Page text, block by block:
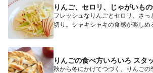
りんご、セロリ、じゃがいも
フレッシュなりんごとセロリ、さっ
切り。シャキシャキの食感が楽しめ
にマヨネー...
りんごの食べ方いろいろ スタ
秋から冬にかけてつづく、りんごの